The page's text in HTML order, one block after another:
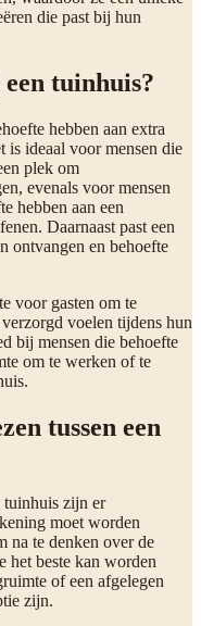
die past bij hun
tuinhuis?
hebben aan extra
is ideaal voor mensen die
plek om
evenals voor mensen
hebben aan een
Daarnaast past een
ontvangen en behoefte
voor gasten om te
voelen tijdens hun
bij mensen die behoefte
om te werken of te
tussen een
tuinhuis zijn er
moet worden
na te denken over de
het beste kan worden
of een afgelegen
zijn.